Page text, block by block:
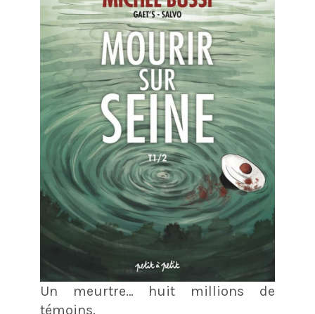
Un meurtre… huit millions de
témoins.